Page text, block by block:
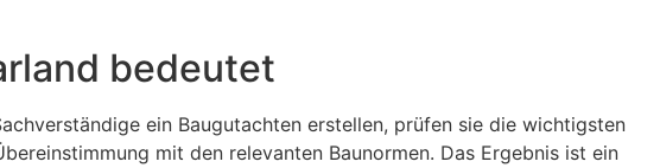
bedeutet
ein Baugutachten erstellen, prüfen sie die wichtigsten
mit den relevanten Baunormen. Das Ergebnis ist ein